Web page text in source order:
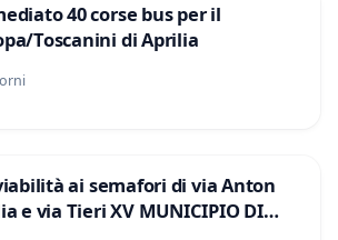
40 corse bus per il
Toscanini di Aprilia
ai semafori di via Anton
e via Tieri XV MUNICIPIO DI